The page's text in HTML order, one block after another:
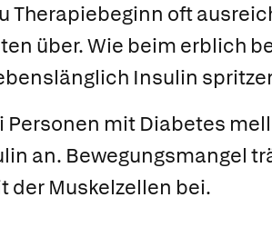
Therapiebeginn oft
über. Wie beim erblich
Insulin
Personen mit Diabetes
an. Bewegungsmangel
Muskelzellen bei.